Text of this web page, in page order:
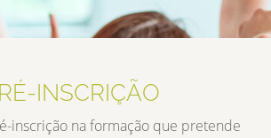
INSCRIÇÃO
inscrição na formação que pretende